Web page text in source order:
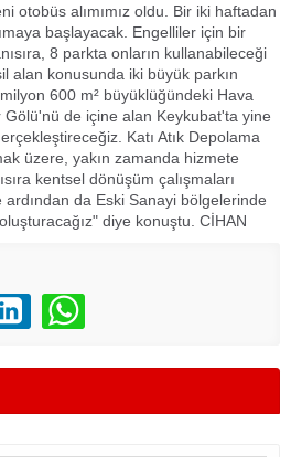
otobüs alımımız oldu. Bir iki haftadan
başlayacak. Engelliler için bir
8 parkta onların kullanabileceği
alan konusunda iki büyük parkın
600 m² büyüklüğündeki Hava
Gölü'nü de içine alan Keykubat'ta yine
Katı Atık Depolama
üzere, yakın zamanda hizmete
kentsel dönüşüm çalışmaları
da Eski Sanayi bölgelerinde
diye konuştu. CİHAN